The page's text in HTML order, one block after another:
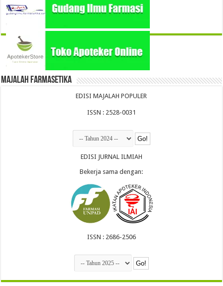
Majalah Farmasetika
EDISI MAJALAH POPULER
ISSN : 2528-0031
EDISI JURNAL ILMIAH
Bekerja sama dengan:
ISSN : 2686-2506